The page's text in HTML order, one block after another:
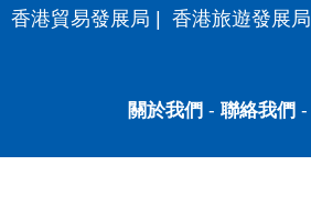
香港貿易發展局 香港旅遊發展局
關於我們 - 聯絡我們 -